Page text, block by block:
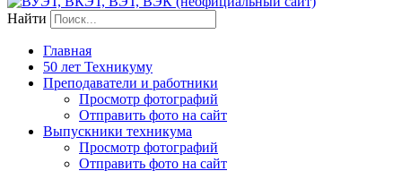
Найти
Главная
50 лет Техникуму
Преподаватели и работники
Просмотр фотографий
Отправить фото на сайт
Выпускники техникума
Просмотр фотографий
Отправить фото на сайт